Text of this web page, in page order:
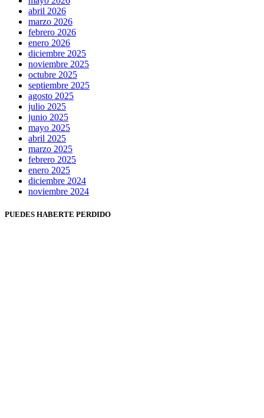
abril 2026
marzo 2026
febrero 2026
enero 2026
diciembre 2025
noviembre 2025
octubre 2025
septiembre 2025
agosto 2025
julio 2025
junio 2025
mayo 2025
abril 2025
marzo 2025
febrero 2025
enero 2025
diciembre 2024
noviembre 2024
PUEDES HABERTE PERDIDO